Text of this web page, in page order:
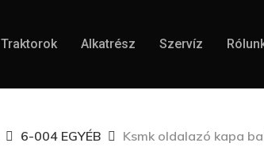
Traktorok Alkatrész Szervíz
6-004 EGYÉB Ksmk oldalazó kapa